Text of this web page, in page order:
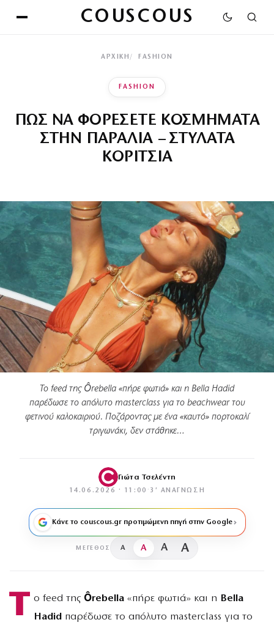
COUSCOUS
ΑΡΧΙΚΉ FASHION
FASHION
ΠΩΣ ΝΑ ΦΟΡΕΣΕΤΕ ΚΟΣΜΗΜΑΤΑ
ΣΤΗΝ ΠΑΡΑΛΙΑ – ΣΤΥΛΑΤΑ
ΚΟΡΙΤΣΙΑ
Το feed της Ôrebella «πήρε φωτιά» και η Bella Hadid
παρέδωσε το απόλυτο masterclass για το beachwear του
φετινού καλοκαιριού. Ποζάροντας με ένα «καυτό» πορτοκαλί
τριγωνάκι, δεν στάθηκε…
Γιώτα Τσελέντη
14.06.2026 · 11:00 · 3′ ΑΝΆΓΝΩΣΗ
Κάνε το couscous.gr προτιμώμενη πηγή στην Google
ΜΈΓΕΘΟΣ A A A A
Τ ο feed της Ôrebella«πήρε φωτιά» και η Bella
Hadid παρέδωσε το απόλυτο masterclass για το